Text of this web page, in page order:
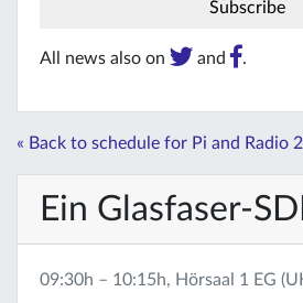
All news also on and .
« Back to schedule for Pi and Radio
Ein Glasfaser-
09:30h – 10:15h, Hörsaal 1 EG